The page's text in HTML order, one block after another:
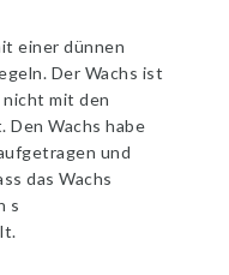
einer dünnen
Der Wachs ist
nicht mit den
Wachs habe
und
das Wachs
s